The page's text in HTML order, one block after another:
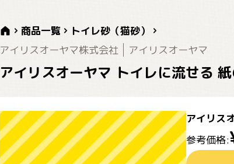
商品一覧
トイレ砂（猫砂）
アイリスオーヤマ株式会社
アイリスオーヤマ
アイリスオーヤマ トイレに流せる
アイリス
参考価格: